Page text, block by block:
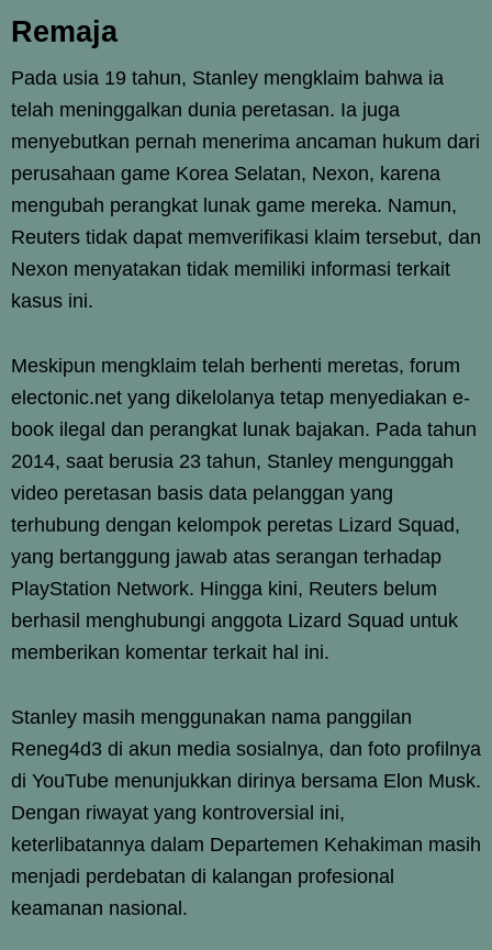
Remaja
Pada usia 19 tahun, Stanley mengklaim bahwa ia
telah meninggalkan dunia peretasan. Ia juga
menyebutkan pernah menerima ancaman hukum dari
perusahaan game Korea Selatan, Nexon, karena
mengubah perangkat lunak game mereka. Namun,
Reuters tidak dapat memverifikasi klaim tersebut, dan
Nexon menyatakan tidak memiliki informasi terkait
kasus ini.
Meskipun mengklaim telah berhenti meretas, forum
electonic.net yang dikelolanya tetap menyediakan e-
book ilegal dan perangkat lunak bajakan. Pada tahun
2014, saat berusia 23 tahun, Stanley mengunggah
video peretasan basis data pelanggan yang
terhubung dengan kelompok peretas Lizard Squad,
yang bertanggung jawab atas serangan terhadap
PlayStation Network. Hingga kini, Reuters belum
berhasil menghubungi anggota Lizard Squad untuk
memberikan komentar terkait hal ini.
Stanley masih menggunakan nama panggilan
Reneg4d3 di akun media sosialnya, dan foto profilnya
di YouTube menunjukkan dirinya bersama Elon Musk.
Dengan riwayat yang kontroversial ini,
keterlibatannya dalam Departemen Kehakiman masih
menjadi perdebatan di kalangan profesional
keamanan nasional.